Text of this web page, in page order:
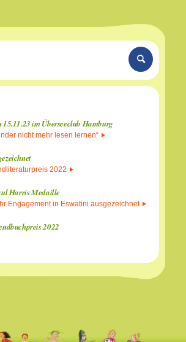
15.11.23 im Überseeclub Hamburg
nicht mehr lesen lernen“
2022
Harris Medaille
Engagement in Eswatini ausgezeichnet
2022